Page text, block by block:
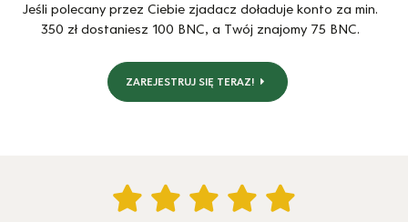
Jeśli polecany przez Ciebie zjadacz doładuje konto za min.
350 zł dostaniesz 100 BNC, a Twój znajomy 75 BNC.
ZAREJESTRUJ SIĘ TERAZ!